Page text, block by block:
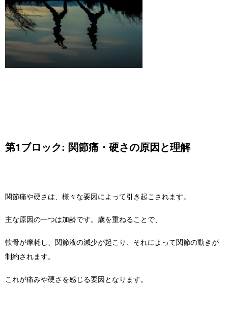
第1ブロック: 関節痛・硬さの原因と理解
関節痛や硬さは、様々な要因によって引き起こされます。
主な原因の一つは加齢です。歳を重ねることで、
軟骨が摩耗し、関節液の減少が起こり、それによって関節の動きが
制約されます。
これが痛みや硬さを感じる要因となります。